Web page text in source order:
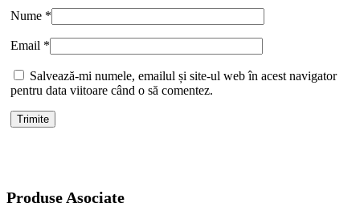
Nume *
Email *
Salvează-mi numele, emailul și site-ul web în acest navigator
pentru data viitoare când o să comentez.
Produse Asociate